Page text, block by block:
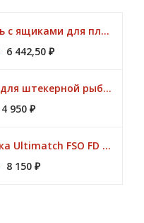
Модуль с ящиками для платформ Preston ONBOX
6 442,50 ₽
Набор для штекерной рыбалки CLUB KORUM PINK Поплавок (удилище 7м, аксессуары)
4 950 ₽
Катушка Ultimatch FSO FD 835 8 подшипников 5,1:1 Browning
8 150 ₽